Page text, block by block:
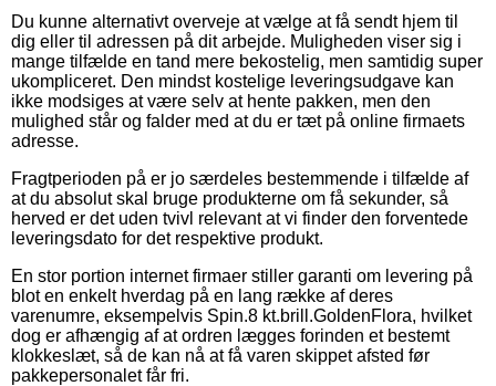
Du kunne alternativt overveje at vælge at få sendt hjem til
dig eller til adressen på dit arbejde. Muligheden viser sig i
mange tilfælde en tand mere bekostelig, men samtidig super
ukompliceret. Den mindst kostelige leveringsudgave kan
ikke modsiges at være selv at hente pakken, men den
mulighed står og falder med at du er tæt på online firmaets
adresse.
Fragtperioden på er jo særdeles bestemmende i tilfælde af
at du absolut skal bruge produkterne om få sekunder, så
herved er det uden tvivl relevant at vi finder den forventede
leveringsdato for det respektive produkt.
En stor portion internet firmaer stiller garanti om levering på
blot en enkelt hverdag på en lang række af deres
varenumre, eksempelvis Spin.8 kt.brill.GoldenFlora, hvilket
dog er afhængig af at ordren lægges forinden et bestemt
klokkeslæt, så de kan nå at få varen skippet afsted før
pakkepersonalet får fri.